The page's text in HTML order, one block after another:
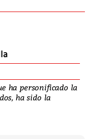
ha personificado la
ha sido la